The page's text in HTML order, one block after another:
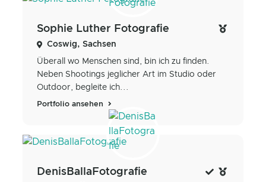
Sophie Luther Fotografie
Coswig, Sachsen
Überall wo Menschen sind, bin ich zu finden.
Neben Shootings jeglicher Art im Studio oder
Outdoor, begleite ich...
Portfolio ansehen
DenisBallaFotografie